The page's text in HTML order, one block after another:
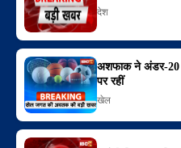
देश
अशफाक ने अंडर-20
पर रहीं
खेल